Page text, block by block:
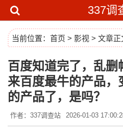
337调
当前位置： 首页 > 影视 > 文章正
百度知道完了，乱删
来百度最牛的产品，
的产品了，是吗？
作者：337调查站 2026-01-03